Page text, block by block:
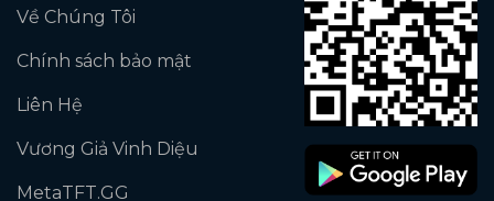
Về Chúng Tôi
Chính sách bảo mật
Liên Hệ
Vương Giả Vinh Diệu
MetaTFT.GG